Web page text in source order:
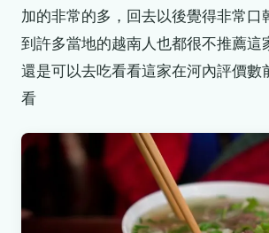
加的非常的多，回去以後覺得非常口
到許多當地的越南人也都很不推薦這
還是可以去吃看看這家在河內評價數
看